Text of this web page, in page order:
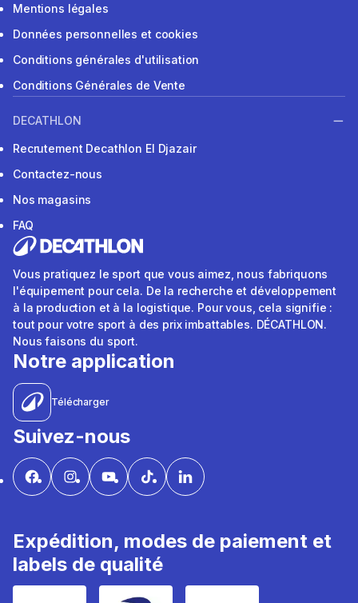
Mentions légales
Données personnelles et cookies
Conditions générales d'utilisation
Conditions Générales de Vente
DECATHLON
Recrutement Decathlon El Djazair
Contactez-nous
Nos magasins
FAQ
Vous pratiquez le sport que vous aimez, nous fabriquons
l'équipement pour cela. De la recherche et développement
à la production et à la logistique. Pour vous, cela signifie :
tout pour votre sport à des prix imbattables. DÉCATHLON.
Nous faisons du sport.
Notre application
Télécharger
Suivez-nous
Expédition, modes de paiement et
labels de qualité